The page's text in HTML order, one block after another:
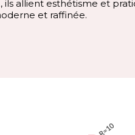
ils allient esthétisme et
et raffinée.